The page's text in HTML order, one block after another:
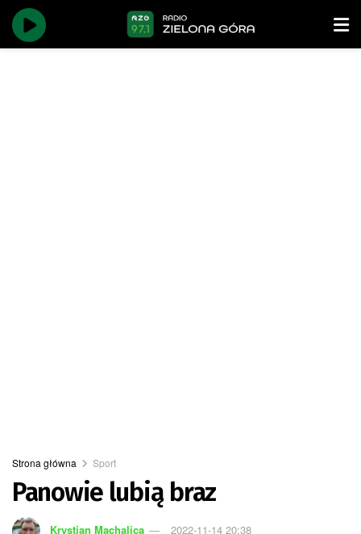
Strona główna Sport
Panowie lubią braz
Krystian Machalica 2022-11-14 20:38